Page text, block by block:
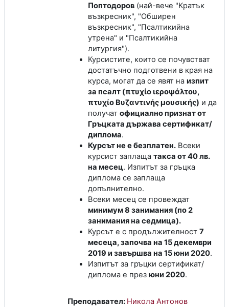
Поптодоров (най-вече "Кратък
възкресник", "Обширен
възкресник", "Псалтикийна
утрена" и "Псалтикийна
литургия").
Курсистите, които се почувстват
достатъчно подготвени в края на
курса, могат да се явят на изпит
за псалт (πτυχίο ιεροψάλτου,
πτυχίο Βυζαντινής μουσικής) и да
получат официално признат от
Гръцката държава сертификат/
диплома.
Курсът не е безплатен. Всеки
курсист заплаща такса от 40 лв.
на месец. Изпитът за гръцка
диплома се заплаща
допълнително.
Всеки месец се провеждат
минимум 8 занимания (по 2
занимания на седмица).
Курсът е с продължителност 7
месеца, започва на 15 декември
2019 и завършва на 15 юни 2020.
Изпитът за гръцки сертификат/
диплома е през юни 2020.
Преподавател: Никола Антонов